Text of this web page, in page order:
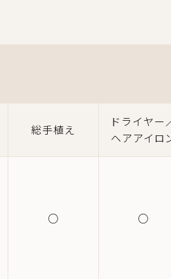
総手植え
○
ドライヤー
ヘアアイロ
○